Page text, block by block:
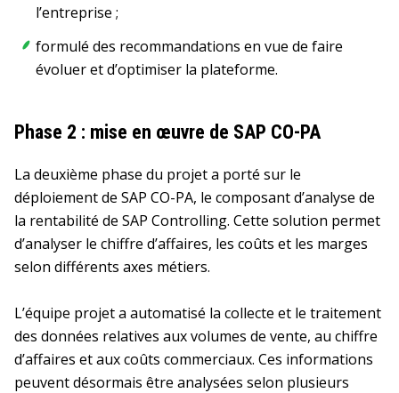
l’entreprise ;
formulé des recommandations en vue de faire
évoluer et d’optimiser la plateforme.
Phase 2 : mise en œuvre de SAP CO-PA
La deuxième phase du projet a porté sur le
déploiement de SAP CO-PA, le composant d’analyse de
la rentabilité de SAP Controlling. Cette solution permet
d’analyser le chiffre d’affaires, les coûts et les marges
selon différents axes métiers.
L’équipe projet a automatisé la collecte et le traitement
des données relatives aux volumes de vente, au chiffre
d’affaires et aux coûts commerciaux. Ces informations
peuvent désormais être analysées selon plusieurs